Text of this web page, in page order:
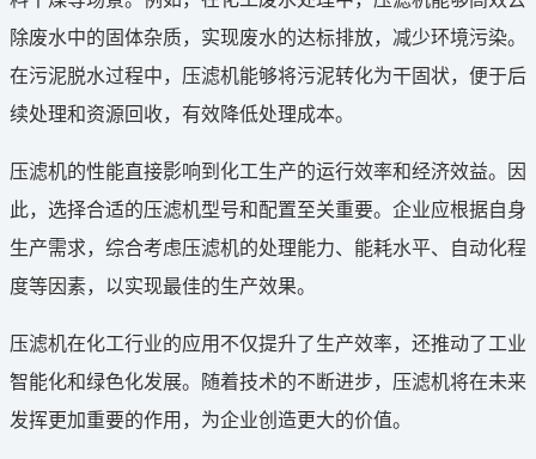
除废水中的固体杂质，实现废水的达标排放，减少环境污染。
在污泥脱水过程中，压滤机能够将污泥转化为干固状，便于后
续处理和资源回收，有效降低处理成本。
压滤机的性能直接影响到化工生产的运行效率和经济效益。因
此，选择合适的压滤机型号和配置至关重要。企业应根据自身
生产需求，综合考虑压滤机的处理能力、能耗水平、自动化程
度等因素，以实现最佳的生产效果。
压滤机在化工行业的应用不仅提升了生产效率，还推动了工业
智能化和绿色化发展。随着技术的不断进步，压滤机将在未来
发挥更加重要的作用，为企业创造更大的价值。